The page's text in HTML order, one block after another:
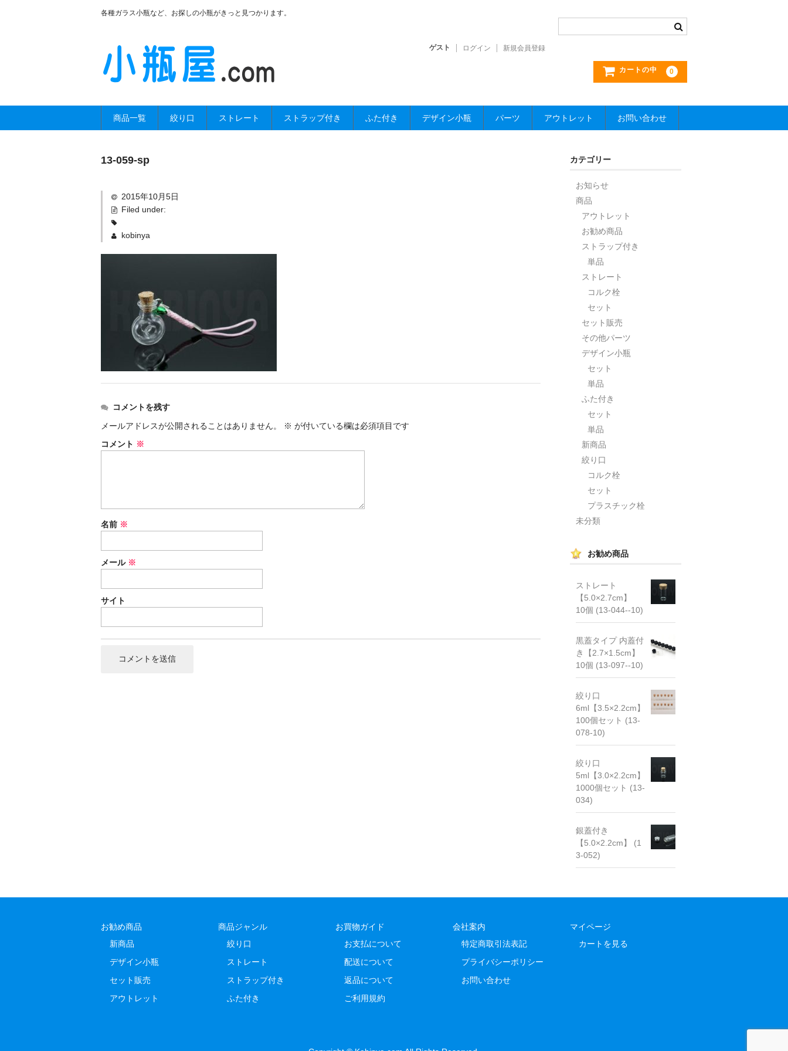
各種ガラス小瓶など、お探しの小瓶がきっと見つかります。
ゲスト ログイン 新規会員登録
カートの中 0
商品一覧 絞り口 ストレート ストラップ付き ふた付き デザイン小瓶 パーツ アウトレット お問い合わせ
13-059-sp
2015年10月5日
Filed under:
kobinya
コメントを残す
メールアドレスが公開されることはありません。
※ が付いている欄は必須項目です
コメント ※
名前 ※
メール ※
サイト
カテゴリー
お知らせ
商品
アウトレット
お勧め商品
ストラップ付き
単品
ストレート
コルク栓
セット
セット販売
その他パーツ
デザイン小瓶
セット
単品
ふた付き
セット
単品
新商品
絞り口
コルク栓
セット
プラスチック栓
未分類
お勧め商品
ストレート
【5.0×2.7cm】
10個 (13-044--10)
黒蓋タイプ 内蓋付
き【2.7×1.5cm】
10個 (13-097--10)
絞り口
6ml【3.5×2.2cm】
100個セット (13-
078-10)
絞り口
5ml【3.0×2.2cm】
1000個セット (13-
034)
銀蓋付き
【5.0×2.2cm】 (1
3-052)
お勧め商品
新商品
デザイン小瓶
セット販売
アウトレット
商品ジャンル
絞り口
ストレート
ストラップ付き
ふた付き
お買物ガイド
お支払について
配送について
返品について
ご利用規約
会社案内
特定商取引法表記
プライバシーポリシー
お問い合わせ
マイページ
カートを見る